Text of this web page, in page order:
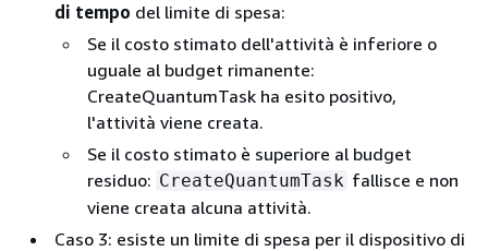
di tempo del limite di spesa:
Se il costo stimato dell'attività è inferiore o
uguale al budget rimanente:
CreateQuantumTask ha esito positivo,
l'attività viene creata.
Se il costo stimato è superiore al budget
residuo: CreateQuantumTask fallisce e non
viene creata alcuna attività.
Caso 3: esiste un limite di spesa per il dispositivo di